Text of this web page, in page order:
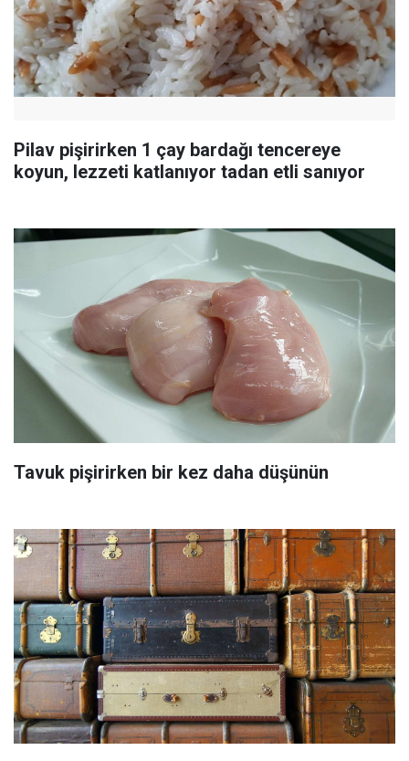
Pilav pişirirken 1 çay bardağı tencereye
koyun, lezzeti katlanıyor tadan etli sanıyor
Tavuk pişirirken bir kez daha düşünün